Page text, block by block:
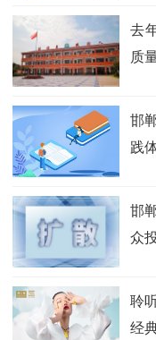
去
质
邯
践
邯
众
聆
经